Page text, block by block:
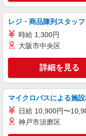
キープ
アルバイト
日研トータルソーシング
ス
介護
時給
給
円〜
護福祉士：
浜」駅 ★勤務地は3000ヶ所以上★ 自宅
やす
い！！
レジ・商品陳列スタッフ
時給 1,300円
大阪市中央区
詳細を見る
マイクロバスによる施
日給 10,900円〜
神戸市須磨区